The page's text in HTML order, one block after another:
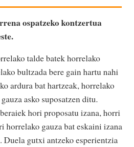
ospatzeko kontzertua
talde batek horrelako
bultzada bere gain hartu nahi
ardura bat hartzeak, horrelako
asko suposatzen ditu.
hori proposatu izana, horri
horrelako gauza bat eskaini izana
Duela gutxi antzeko esperientzia